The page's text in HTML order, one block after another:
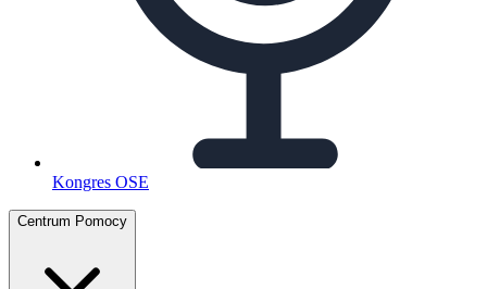
Kongres OSE
Centrum Pomocy